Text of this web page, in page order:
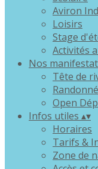
Aviron
Loisirs
Stage
Activités
Nos
Tête de
Open
Infos utiles ▴▾
Horaires
Tarifs &
Zone de